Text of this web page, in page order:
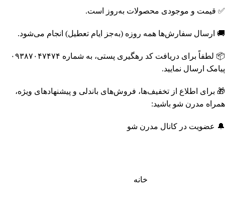
✅ قیمت و موجودی محصولات به‌روز است.
🚚 ارسال سفارش‌ها همه روزه (به‌جز ایام تعطیل) انجام می‌شود.
📦 لطفاً برای دریافت کد رهگیری پستی، به شماره ۰۹۳۸۷۰۴۷۴۷۴
پیامک ارسال نمایید.
🎁 برای اطلاع از تخفیف‌ها، فروش‌های باندلی و پیشنهادهای ویژه،
همراه مدرن شو باشید:
🔔 عضویت در کانال مدرن شو
خانه